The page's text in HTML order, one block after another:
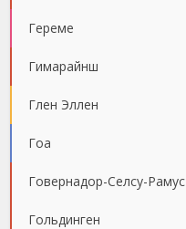
Гереме
Гимарайнш
Глен Эллен
Гоа
Говернадор-Селсу-Рамус
Гольдинген